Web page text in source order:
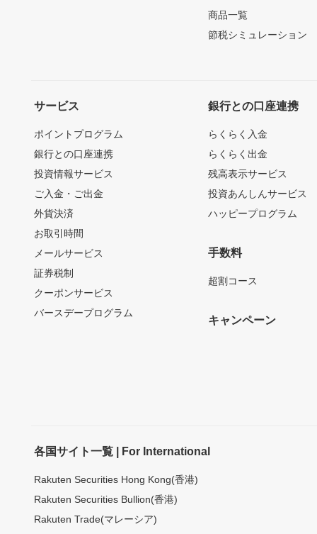
商品一覧
節税シミュレーション
サービス
ポイントプログラム
銀行との口座連携
投資情報サービス
ご入金・ご出金
外貨決済
お取引時間
メールサービス
証券税制
クーポンサービス
バースデープログラム
銀行との口座連携
らくらく入金
らくらく出金
残高表示サービス
投資あんしんサービス
ハッピープログラム
手数料
超割コース
キャンペーン
各国サイト一覧 | For International
Rakuten Securities Hong Kong(香港)
Rakuten Securities Bullion(香港)
Rakuten Trade(マレーシア)